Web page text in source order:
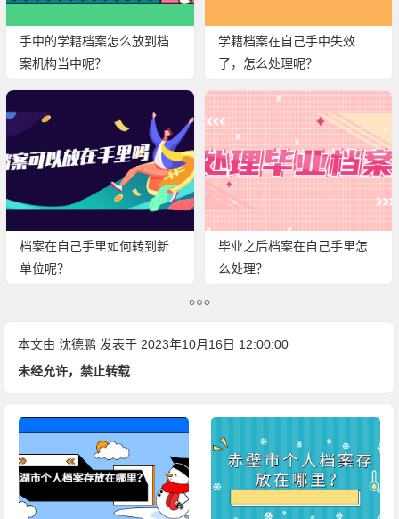
手中的学籍档案怎么放到档
案机构当中呢？
学籍档案在自己手中失效
了，怎么处理呢？
档案在自己手里如何转到新
单位呢？
毕业之后档案在自己手里怎
么处理？
本文由沈德鹏 发表于 2023年10月16日 12:00:00
未经允许，禁止转载